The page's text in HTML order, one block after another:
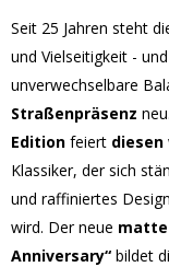
Seit 25 Jahren steht
und Vielseitigkeit -
unverwechselbare
Straßenpräsenz
Edition feiert
Klassiker, der sich
und raffiniertes
wird. Der neue matte
Anniversary“ bildet